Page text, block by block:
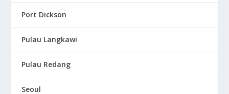
Port Dickson
Pulau Langkawi
Pulau Redang
Seoul